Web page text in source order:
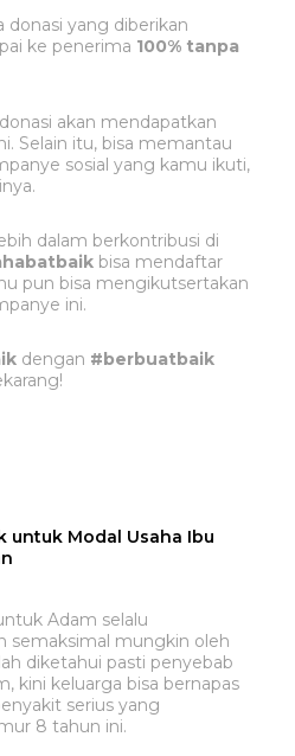
donasi yang diberikan
ke penerima 100% tanpa
akan mendapatkan
Selain itu, bisa memantau
sosial yang kamu ikuti,
dalam berkontribusi di
bisa mendaftar
pun bisa mengikutsertakan
ini.
dengan #berbuatbaik
untuk Modal Usaha Ibu
Adam selalu
semaksimal mungkin oleh
diketahui pasti penyebab
kini keluarga bisa bernapas
serius yang
8 tahun ini.